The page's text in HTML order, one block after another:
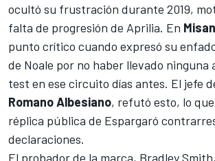
ocultó su frustración durante 2019,
falta de progresión de Aprilia. En
punto crítico cuando expresó su
de Noale por no haber llevado ninguna
test en ese circuito días antes. El jefe
Romano Albesiano, refutó esto, lo
réplica pública de Espargaró
declaraciones.
El probador de la marca, Bradley Smith